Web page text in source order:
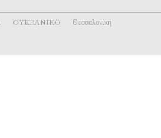
OYKRANIKO Θεσσαλονίκη